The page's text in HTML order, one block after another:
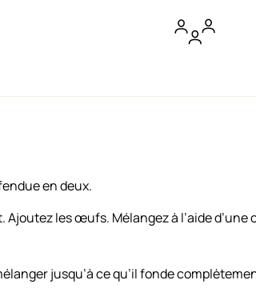
en deux.
les œufs. Mélangez à l’aide
jusqu’à ce qu’il fonde